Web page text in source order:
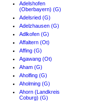
Adelshofen
(Oberbayern) (G)
Adelsried (G)
Adelzhausen (G)
Adlkofen (G)
Affaltern (Ot)
Affing (G)
Agawang (Ot)
Aham (G)
Aholfing (G)
Aholming (G)
Ahorn (Landkreis
Coburg) (G)